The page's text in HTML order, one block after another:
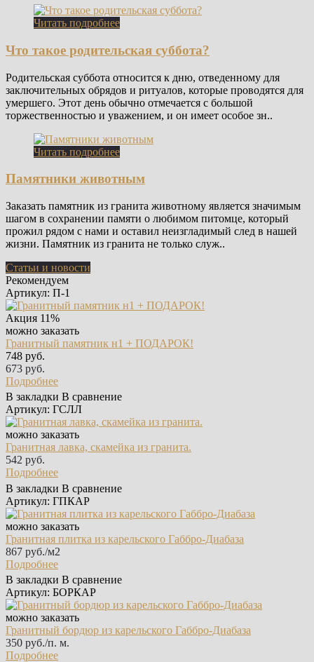
Читать подробнее
Что такое родительская суббота?
Родительская суббота относится к дню, отведенному для
заключительных обрядов и ритуалов, которые проводятся для
умершего. Этот день обычно отмечается с большой
торжественностью и уважением, и он имеет особое зн..
Читать подробнее
Памятники животным
Заказать памятник из гранита животному является значимым
шагом в сохранении памяти о любимом питомце, который
прожил рядом с нами и оставил неизгладимый след в нашей
жизни. Памятник из гранита не только служ..
Статьи и новости
Рекомендуем
Артикул: П-1
Акция 11%
можно заказать
Гранитный памятник н1 + ПОДАРОК!
748 руб.
673 руб.
Подробнее
В закладки В сравнение
Артикул: ГСЛЛ
можно заказать
Гранитная лавка, скамейка из гранита.
542 руб.
Подробнее
В закладки В сравнение
Артикул: ГПКАР
можно заказать
Гранитная плитка из карельского Габбро‑Диабаза
867 руб./м2
Подробнее
В закладки В сравнение
Артикул: БОРКАР
можно заказать
Гранитный бордюр из карельского Габбро‑Диабаза
350 руб./п. м.
Подробнее